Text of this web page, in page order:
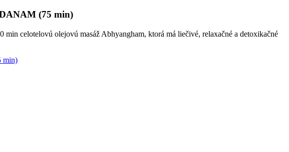
(75 min)
celotelovú olejovú masáž Abhyangham, ktorá má liečivé, relaxačné a detoxikačné